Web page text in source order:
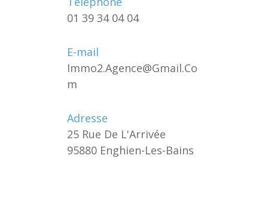
01 39 34 04 04
E-mail
Immo2.agence@gmail.co
M
Adresse
25 Rue De L'Arrivée
95880 Enghien-Les-Bains